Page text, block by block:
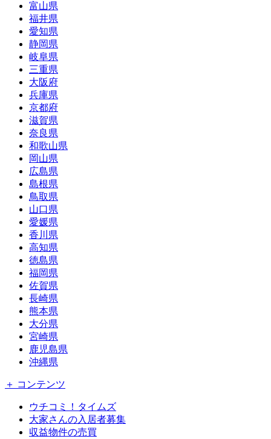
富山県
福井県
愛知県
静岡県
岐阜県
三重県
大阪府
兵庫県
京都府
滋賀県
奈良県
和歌山県
岡山県
広島県
島根県
鳥取県
山口県
愛媛県
香川県
高知県
徳島県
福岡県
佐賀県
長崎県
熊本県
大分県
宮崎県
鹿児島県
沖縄県
＋ コンテンツ
ウチコミ！タイムズ
大家さんの入居者募集
収益物件の売買